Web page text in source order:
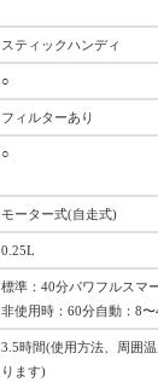
スティックハンディ
○
フィルターあり
○
モーター式(自走式)
0.25L
標準：40分パワフルスマ
非使用時：60分自動：8〜
3.5時間(使用方法、周囲
ります)